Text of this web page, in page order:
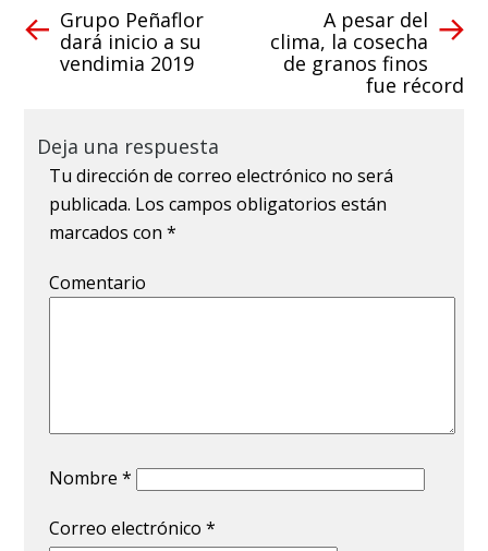
Grupo Peñaflor
dará inicio a su
vendimia 2019
A pesar del
clima, la cosecha
de granos finos
fue récord
Deja una respuesta
Tu dirección de correo electrónico no será
publicada. Los campos obligatorios están
marcados con*
Comentario
Nombre*
Correo electrónico*